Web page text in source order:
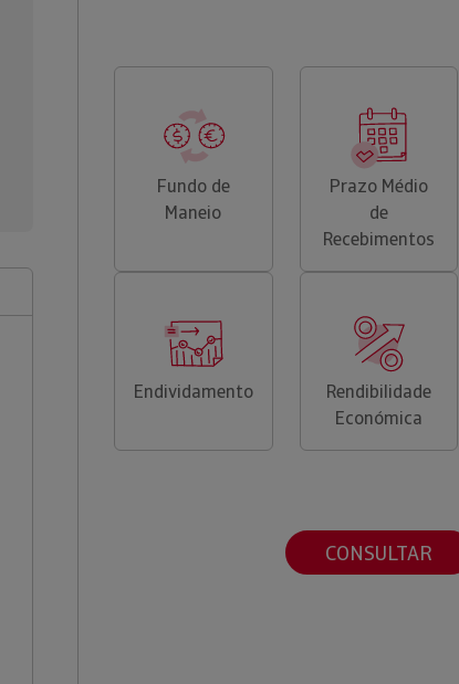
Fundo de
Maneio
Prazo Médio
de
Recebimentos
Endividamento
Rendibilidade
Económica
CONSULTAR